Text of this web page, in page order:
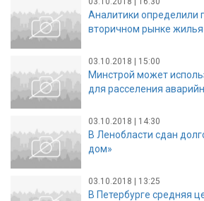
Аналитики определили
вторичном рынке жилья
03.10.2018 | 15:00
Минстрой может
для расселения
03.10.2018 | 14:30
В Ленобласти сдан
дом»
03.10.2018 | 13:25
В Петербурге средняя